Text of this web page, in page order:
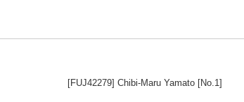
[FUJ42279] Chibi-Maru Yamato [No.1]